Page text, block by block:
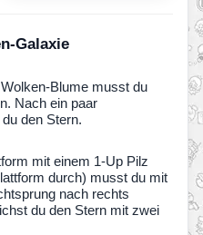
Galaxie
Blume musst du
Nach ein paar
den Stern.
mit einem 1-Up Pilz
durch) musst du mit
nach rechts
du den Stern mit zwei